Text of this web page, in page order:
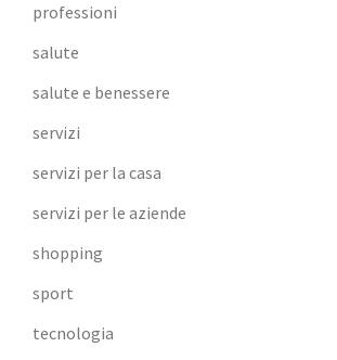
professioni
salute
salute e benessere
servizi
servizi per la casa
servizi per le aziende
shopping
sport
tecnologia